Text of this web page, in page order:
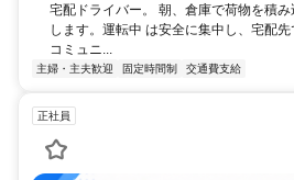
宅配ドライバー。 朝、倉庫で荷物を積
します。運転中 は安全に集中し、宅配
コミュニ...
主婦・主夫歓迎 固定時間制 交通費支給
正社員